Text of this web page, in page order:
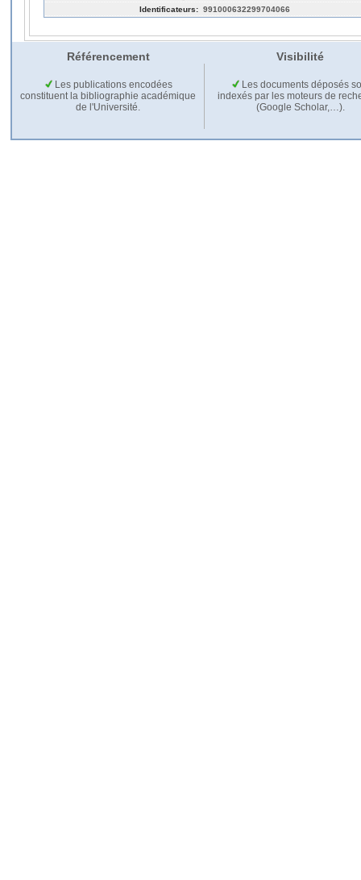
Identificateurs: 991000632299704066
Référencement Visibilité
Les publications encodées
constituent la bibliographie académique
de l'Université.
Les documents déposés
indexés par les moteurs de
(Google Scholar,…).